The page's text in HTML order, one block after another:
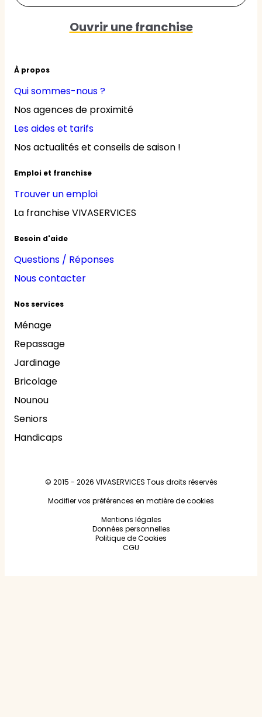
À propos
Qui sommes-nous ?
Nos agences de proximité
Les aides et tarifs
Nos actualités et conseils de saison !
Emploi et franchise
Trouver un emploi
La franchise VIVASERVICES
Besoin d'aide
Questions / Réponses
Nous contacter
Nos services
Ménage
Repassage
Jardinage
Bricolage
Nounou
Seniors
Handicaps
Ouvrir une franchise
© 2015 - 2026 VIVASERVICES Tous droits réservés
Modifier vos préférences en matière de cookies
Mentions légales
Données personnelles
Politique de Cookies
CGU